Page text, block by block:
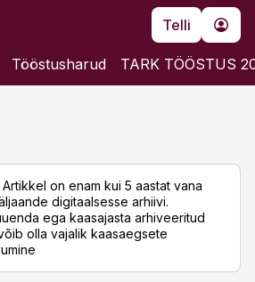
Telli
Tööstusharud TARK TÖÖSTUS
Artikkel on enam kui 5 aastat vana
digitaalsesse arhiivi.
ega kaasajasta arhiveeritud
olla vajalik kaasaegsete